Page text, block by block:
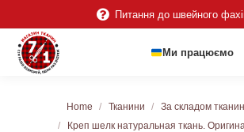
Питання до швейного
Ми працюємо
You are here:
Home Тканини За складом
Креп шелк натуральная ткань.